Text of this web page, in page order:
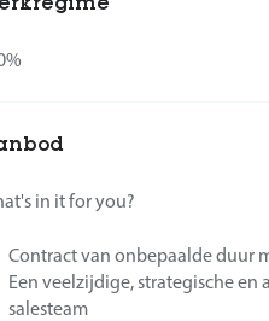
in it for you?
Contract van onbepaalde duur
Een veelzijdige, strategische
salesteam